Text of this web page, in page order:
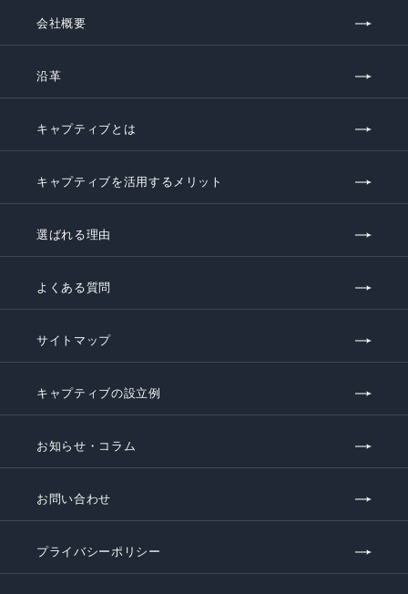
会社概要
沿革
キャプティブとは
キャプティブを活用するメリット
選ばれる理由
よくある質問
サイトマップ
キャプティブの設立例
お知らせ・コラム
お問い合わせ
プライバシーポリシー